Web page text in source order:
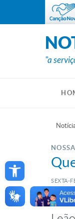
Open toolbar
"a
SEXTA-